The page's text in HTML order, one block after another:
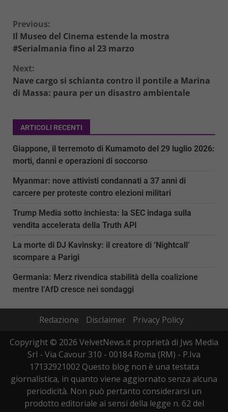
Continue
Reading
Previous:
Il Museo del Cinema estende la mostra
#Serialmania fino al 23 marzo
Next:
Nave cargo si schianta contro il pontile a Marina
di Massa: paura per un disastro ambientale
ARTICOLI RECENTI
Giappone, il terremoto di Kumamoto del 29 luglio 2026:
morti, danni e operazioni di soccorso
Myanmar: nove attivisti condannati a 37 anni di
carcere per proteste contro elezioni militari
Trump Media sotto inchiesta: la SEC indaga sulla
vendita accelerata della Truth API
La morte di DJ Kavinsky: il creatore di ‘Nightcall’
scompare a Parigi
Germania: Merz rivendica stabilità della coalizione
mentre l’AfD cresce nei sondaggi
Redazione Disclaimer
Privacy Policy
Copyright © 2026 VelvetNews.it proprietà di Jws Media
Srl - Via Cavour 310 - 00184 Roma (RM) - P.Iva
17132921002 Questo blog non è una testata
giornalistica, in quanto viene aggiornato senza alcuna
periodicità. Non può pertanto considerarsi un
prodotto editoriale ai sensi della legge n. 62 del